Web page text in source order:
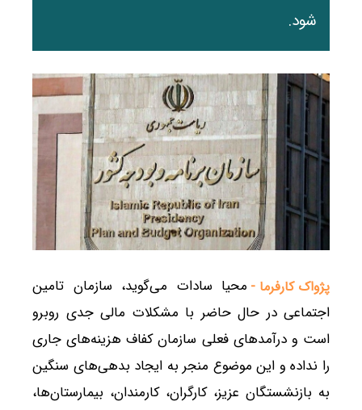
شود.
پژواک کارفرما - محیا سادات می‌گوید، سازمان تامین
اجتماعی در حال حاضر با مشکلات مالی جدی روبرو
است و درآمدهای فعلی سازمان کفاف هزینه‌های جاری
را نداده و این موضوع منجر به ایجاد بدهی‌های سنگین
به بازنشستگان عزیز، کارگران، کارمندان، بیمارستان‌ها،